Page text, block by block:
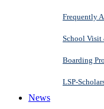
Frequently
School Visit
Boarding
LSP-
News